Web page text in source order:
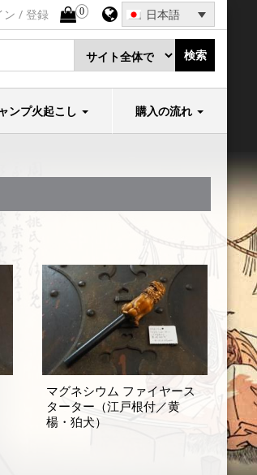
日本語
0
ン / 登録
検索
ンプ火起こし 購入の流れ
マグネシウム ファイヤース
ターター（江戸根付／黄
楊・狛犬）